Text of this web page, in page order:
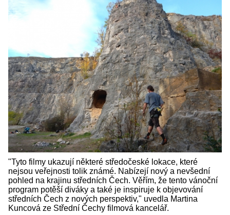
"Tyto filmy ukazují některé středočeské lokace, které
nejsou veřejnosti tolik známé. Nabízejí nový a nevšední
pohled na krajinu středních Čech. Věřím, že tento vánoční
program potěší diváky a také je inspiruje k objevování
středních Čech z nových perspektiv," uvedla Martina
Kuncová ze Střední Čechy filmová kancelář.